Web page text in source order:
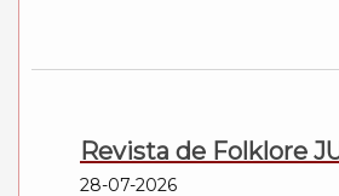
Revista de Folklore
28-07-2026